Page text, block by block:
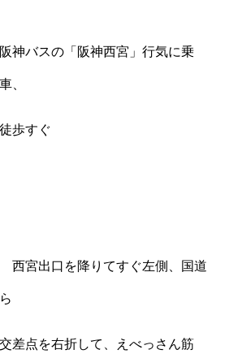
神バスの「阪神西宮」行気に乗
、
歩すぐ
西宮出口を降りてすぐ左側、国道
差点を右折して、えべっさん筋